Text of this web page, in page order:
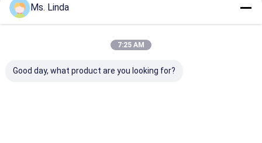
Ms. Linda
7:25 AM
Good day, what product are you looking for?